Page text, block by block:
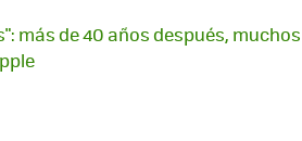
más de 40 años después,